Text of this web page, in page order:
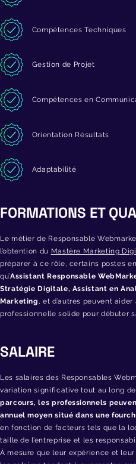
Compétences Techniques
Gestion de Projet
Compétences en
Orientation Résultats
Adaptabilité
FORMATIONS ET
Le métier de Responsable
l’obtention du Mastère Marketing
préparer à ce rôle, certains postes
qu’Assistant Responsable
Stratégie Digitale, Assistant en
Marketing , et d’autres peuvent
professionnelle solide pour débuter
SALAIRE
Les salaires des Responsables
variation significative tout au long
parcours, les professionnels
annuel moyen situé dans une
en fonction de facteurs tels que la
taille de l’entreprise et les
À mesure que leur expérience et